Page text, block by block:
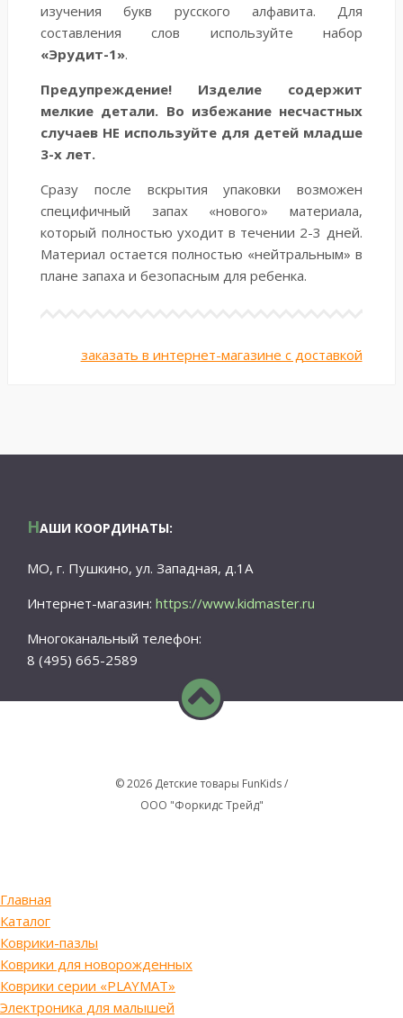
изучения букв русского алфавита. Для
составления слов используйте набор
«Эрудит-1».
Предупреждение! Изделие содержит
мелкие детали. Во избежание несчастных
случаев НЕ используйте для детей младше
3-х лет.
Сразу после вскрытия упаковки возможен
специфичный запах «нового» материала,
который полностью уходит в течении 2-3 дней.
Материал остается полностью «нейтральным» в
плане запаха и безопасным для ребенка.
заказать в интернет-магазине с доставкой
НАШИ КООРДИНАТЫ:
МО, г. Пушкино, ул. Западная, д.1А
Интернет-магазин:https://www.kidmaster.ru
Многоканальный телефон:
8 (495) 665-2589
© 2026 Детские товары FunKids /
ООО "Форкидс Трейд"
Главная
Каталог
Коврики-пазлы
Коврики для новорожденных
Коврики серии «PLAYMAT»
Электроника для малышей